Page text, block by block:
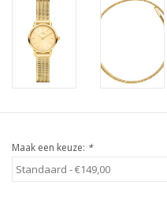
Maak een keuze: *